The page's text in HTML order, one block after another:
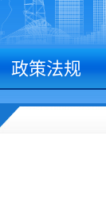
政策法规